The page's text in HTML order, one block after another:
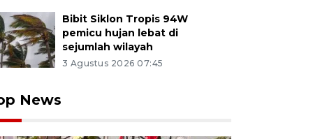
Bibit Siklon Tropis 94W
pemicu hujan lebat di
sejumlah wilayah
3 Agustus 2026 07:45
News